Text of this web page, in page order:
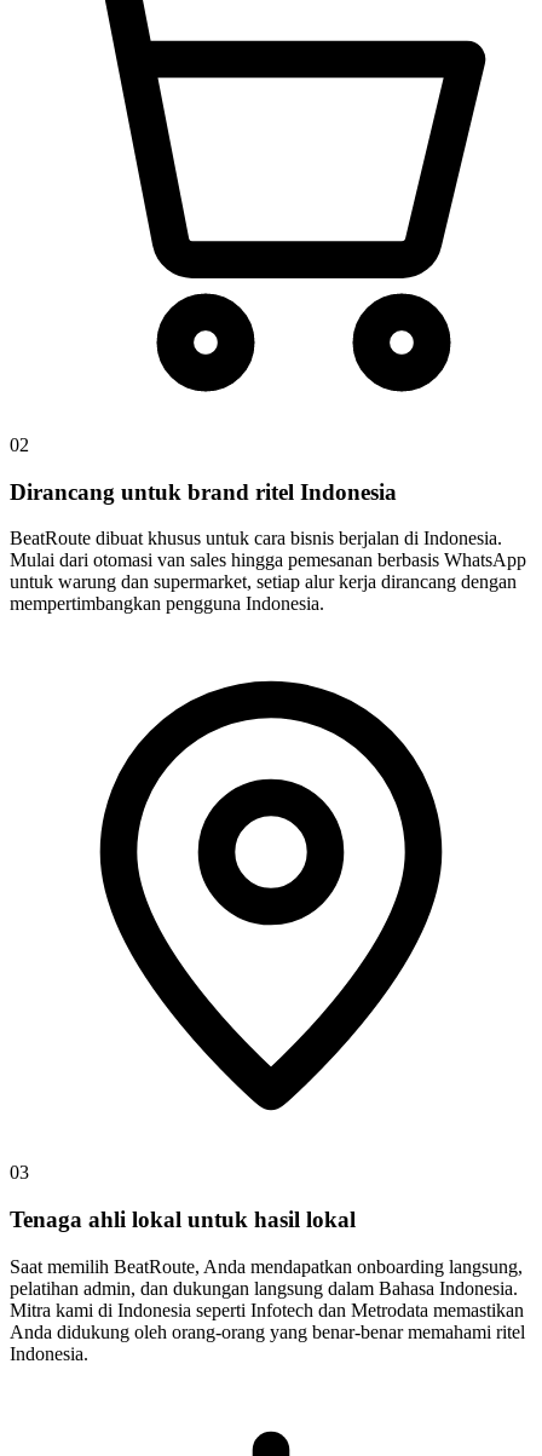
02
Dirancang untuk brand ritel Indonesia
BeatRoute dibuat khusus untuk cara bisnis berjalan di Indonesia.
Mulai dari otomasi van sales hingga pemesanan berbasis WhatsApp
untuk warung dan supermarket, setiap alur kerja dirancang dengan
mempertimbangkan pengguna Indonesia.
03
Tenaga ahli lokal untuk hasil lokal
Saat memilih BeatRoute, Anda mendapatkan onboarding langsung,
pelatihan admin, dan dukungan langsung dalam Bahasa Indonesia.
Mitra kami di Indonesia seperti Infotech dan Metrodata memastikan
Anda didukung oleh orang-orang yang benar-benar memahami ritel
Indonesia.